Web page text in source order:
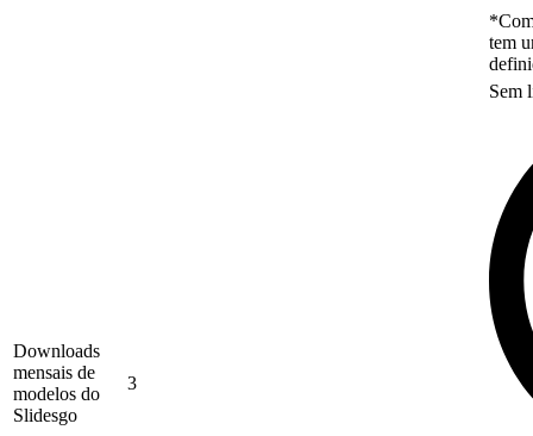
tem
Downloads
mensais de
modelos do
Slidesgo
3
Sem